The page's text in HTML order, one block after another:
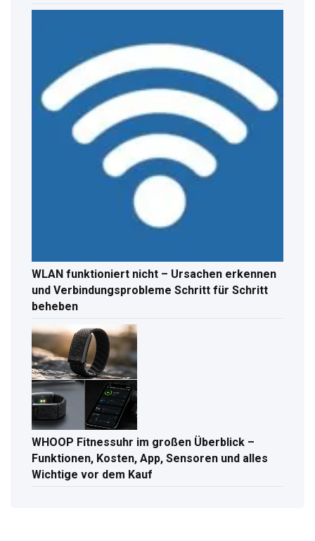
WLAN funktioniert nicht – Ursachen erkennen
und Verbindungsprobleme Schritt für Schritt
beheben
WHOOP Fitnessuhr im großen Überblick –
Funktionen, Kosten, App, Sensoren und alles
Wichtige vor dem Kauf